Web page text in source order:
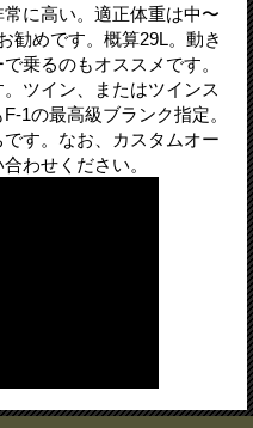
に高い。適正体重は中〜
勧めです。概算29L。動き
乗るのもオススメです。
ツイン、またはツインス
1の最高級ブランク指定。
す。なお、カスタムオー
わせください。